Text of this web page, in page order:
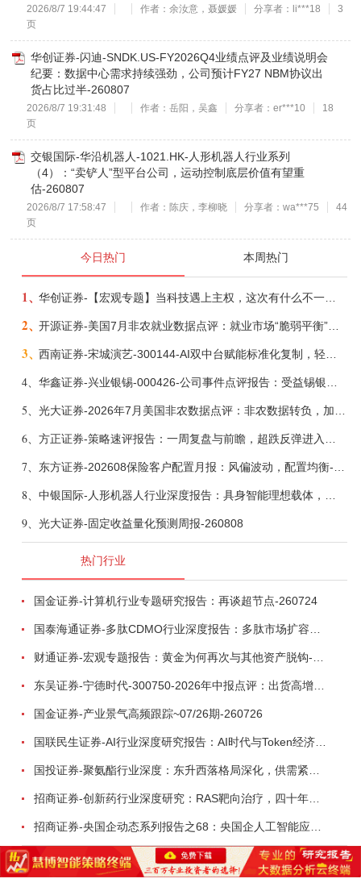
2026/8/7 19:44:47 作者：余汝意，聂媛媛 分享者：li***18
3
页
华创证券-闪迪-SNDK.US-FY2026Q4业绩点评及业绩说明会
纪要：数据中心需求持续强劲，公司预计FY27 NBM协议出
货占比过半-260807
2026/8/7 19:31:48 作者：岳阳，吴鑫 分享者：er***10
18
页
交银国际-华沿机器人-1021.HK-人形机器人行业系列
（4）：“卖铲人”型平台公司，运动控制底层价值有望重
估-260807
2026/8/7 17:58:47 作者：陈庆，李柳晓 分享者：wa***75
44
页
今日热门 本周热门
1、 华创证券-【宏观专题】当科技遇上主权，这次有什么不一样？——海外科技思辨系列五-260808
2、 开源证券-美国7月非农就业数据点评：就业市场“脆弱平衡”，美联储加息动力并不高-260808
3、
4、
5、
6、
7、
8、
9、 光大证券-固定收益量化预测周报-260808
热门行业
国金证券-计算机行业专题研究报告：再谈超节点-260724
东吴证券-宁德时代-300750-2026年中报点评：出货高增业绩稳健，回购彰显龙头信心-260726
国金证券-产业景气高频跟踪~07/26期-260726
国联民生证券-AI行业深度研究报告：AI时代与Token经济，从技术符号到数字石油-260801
招商证券-创新药行业深度研究：RAS靶向治疗，四十年不可成药的终结，与终结之后的治疗格局演化-260805